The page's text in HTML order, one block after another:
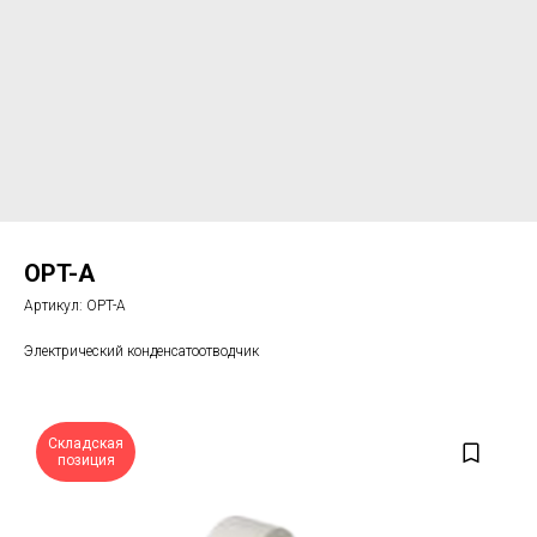
OPT-A
Артикул: OPT-A
Электрический конденсатоотводчик
Складская
позиция